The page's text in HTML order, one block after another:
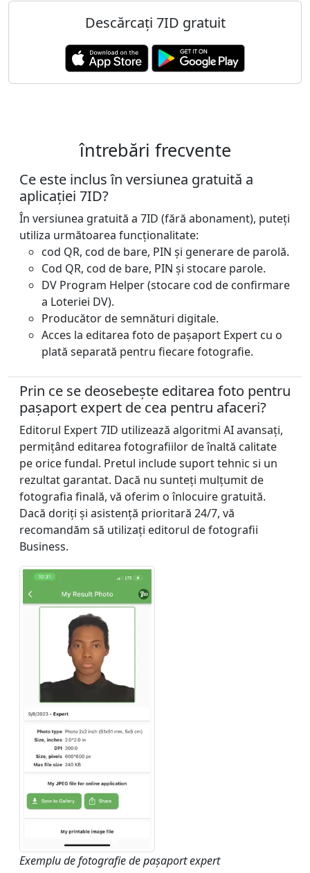
Descărcați 7ID gratuit
întrebări frecvente
Ce este inclus în versiunea gratuită a
aplicației 7ID?
În versiunea gratuită a 7ID (fără abonament), puteți
utiliza următoarea funcționalitate:
cod QR, cod de bare, PIN și generare de parolă.
Cod QR, cod de bare, PIN și stocare parole.
DV Program Helper (stocare cod de confirmare
a Loteriei DV).
Producător de semnături digitale.
Acces la editarea foto de pașaport Expert cu o
plată separată pentru fiecare fotografie.
Prin ce se deosebește editarea foto pentru
pașaport expert de cea pentru afaceri?
Editorul Expert 7ID utilizează algoritmi AI avansați,
permițând editarea fotografiilor de înaltă calitate
pe orice fundal. Pretul include suport tehnic si un
rezultat garantat. Dacă nu sunteți mulțumit de
fotografia finală, vă oferim o înlocuire gratuită.
Dacă doriți și asistență prioritară 24/7, vă
recomandăm să utilizați editorul de fotografii
Business.
Exemplu de fotografie de pașaport expert